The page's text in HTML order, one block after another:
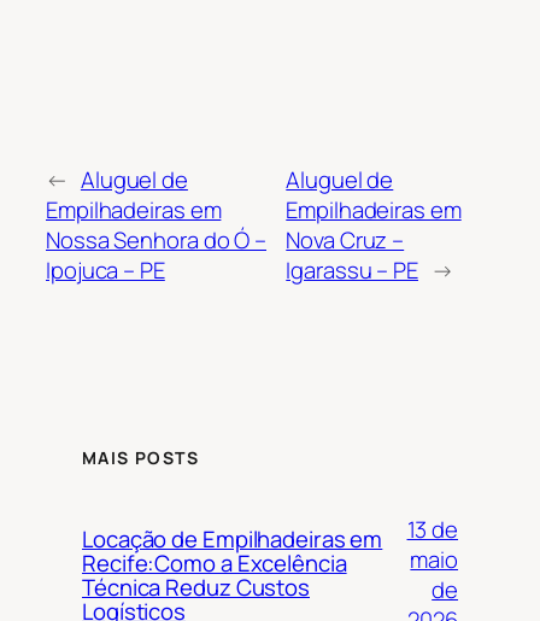
← Aluguel de
Empilhadeiras em
Nossa Senhora do Ó –
Ipojuca – PE
Aluguel de
Empilhadeiras em
Nova Cruz –
Igarassu – PE →
MAIS POSTS
Locação de Empilhadeiras em
Recife:Como a Excelência
Técnica Reduz Custos
Logísticos
13 de
maio
de